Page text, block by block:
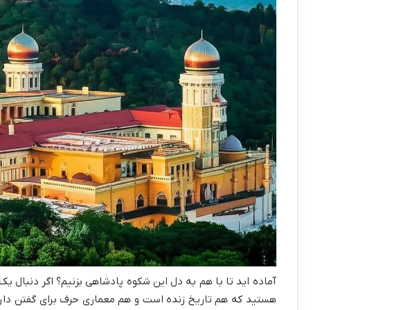
آماده اید تا با هم به دل این شکوه پادشاهی بزنیم؟ اگر
هستید که هم تاریخ زنده است و هم معماری حرف برای گفتن